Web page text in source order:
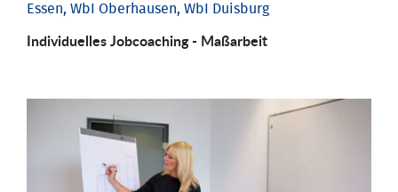
Essen, WbI Oberhausen, WbI Duisburg
Individu­elles Job­coaching - Maßarbeit